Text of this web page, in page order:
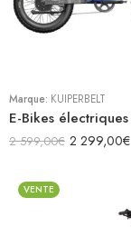
Marque: KUIPERBELT
2 599,00€ 2 299,00€
Bleu clair
VENTE